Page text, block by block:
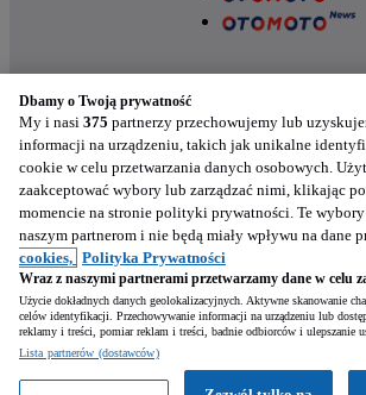
Napisz
Nasze aplikacje w twoim
Dbamy o Twoją prywatność
My i nasi 375 partnerzy przechowujemy lub
informacji na urządzeniu, takich jak unikalne
cookie w celu przetwarzania danych osobowych.
zaakceptować wybory lub zarządzać nimi, klikając
momencie na stronie polityki prywatności. Te
naszym partnerom i nie będą miały wpływu na dane
cookies, Polityka Prywatności
Wraz z naszymi partnerami przetwarzamy dane w celu
Użycie dokładnych danych geolokalizacyjnych. Aktywne skanowanie
celów identyfikacji. Przechowywanie informacji na urządzeniu lub
reklamy i treści, pomiar reklam i treści, badnie odbiorców i ulepszanie
Lista partnerów (dostawców)